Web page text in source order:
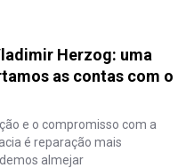
Herzog: uma
as contas com o
e o compromisso com a
é reparação mais
almejar